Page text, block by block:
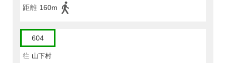
距離 160m
604
往 山下村